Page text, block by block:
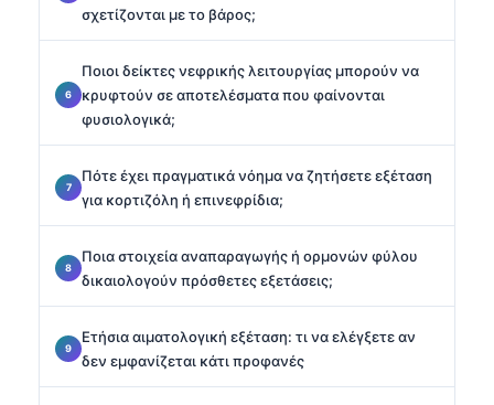
σχετίζονται με το βάρος;
Ποιοι δείκτες νεφρικής λειτουργίας μπορούν να
κρυφτούν σε αποτελέσματα που φαίνονται
φυσιολογικά;
Πότε έχει πραγματικά νόημα να ζητήσετε εξέταση
για κορτιζόλη ή επινεφρίδια;
Ποια στοιχεία αναπαραγωγής ή ορμονών φύλου
δικαιολογούν πρόσθετες εξετάσεις;
Ετήσια αιματολογική εξέταση: τι να ελέγξετε αν
δεν εμφανίζεται κάτι προφανές